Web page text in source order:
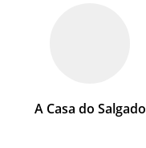
A Casa do Salgado